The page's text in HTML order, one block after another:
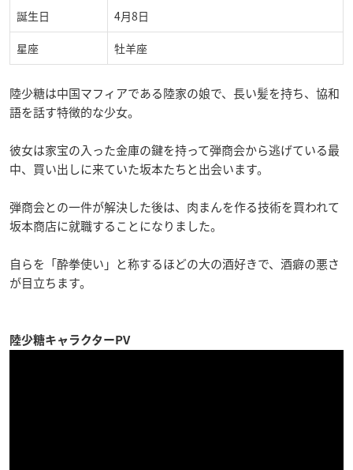
誕生日 4月8日
星座 牡羊座
陸少糖は中国マフィアである陸家の娘で、長い髪を持ち、協和
語を話す特徴的な少女。
彼女は家宝の入った金庫の鍵を持って弾商会から逃げている最
中、買い出しに来ていた坂本たちと出会います。
弾商会との一件が解決した後は、肉まんを作る技術を買われて
坂本商店に就職することになりました。
自らを「酔拳使い」と称するほどの大の酒好きで、酒癖の悪さ
が目立ちます。
陸少糖キャラクターPV